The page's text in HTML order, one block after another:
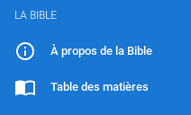
LA BIBLE
À propos de la Bible
Table des matières